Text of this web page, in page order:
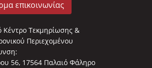
επικοινωνίας
Κέντρο Τεκμηρίωσης &
Περιεχομένου
56, 17564 Παλαιό Φάληρο